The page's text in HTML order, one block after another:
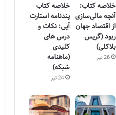
خلاصه کتاب:
آنچه مالی‌سازی
از اقتصاد جهان
ربود (گریس
بلاکلی)
26 تیر
خلاصه کتاب
پندنامه استارت
آپی: نکات و
درس های
کلیدی
(ماهنامه
شبکه)
24 تیر